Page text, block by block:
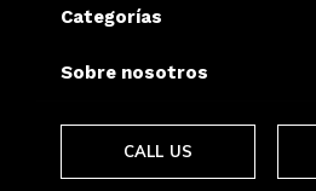
Categorías
Sobre nosotros
CALL US